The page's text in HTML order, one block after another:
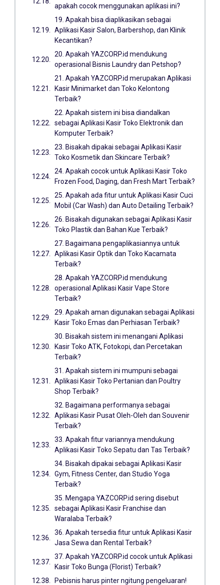
apakah cocok menggunakan aplikasi ini?
19. Apakah bisa diaplikasikan sebagai
Aplikasi Kasir Salon, Barbershop, dan Klinik
Kecantikan?
20. Apakah YAZCORP.id mendukung
operasional Bisnis Laundry dan Petshop?
21. Apakah YAZCORP.id merupakan Aplikasi
Kasir Minimarket dan Toko Kelontong
Terbaik?
22. Apakah sistem ini bisa diandalkan
sebagai Aplikasi Kasir Toko Elektronik dan
Komputer Terbaik?
23. Bisakah dipakai sebagai Aplikasi Kasir
Toko Kosmetik dan Skincare Terbaik?
24. Apakah cocok untuk Aplikasi Kasir Toko
Frozen Food, Daging, dan Fresh Mart Terbaik?
25. Apakah ada fitur untuk Aplikasi Kasir Cuci
Mobil (Car Wash) dan Auto Detailing Terbaik?
26. Bisakah digunakan sebagai Aplikasi Kasir
Toko Plastik dan Bahan Kue Terbaik?
27. Bagaimana pengaplikasiannya untuk
Aplikasi Kasir Optik dan Toko Kacamata
Terbaik?
28. Apakah YAZCORP.id mendukung
operasional Aplikasi Kasir Vape Store
Terbaik?
29. Apakah aman digunakan sebagai Aplikasi
Kasir Toko Emas dan Perhiasan Terbaik?
30. Bisakah sistem ini menangani Aplikasi
Kasir Toko ATK, Fotokopi, dan Percetakan
Terbaik?
31. Apakah sistem ini mumpuni sebagai
Aplikasi Kasir Toko Pertanian dan Poultry
Shop Terbaik?
32. Bagaimana performanya sebagai
Aplikasi Kasir Pusat Oleh-Oleh dan Souvenir
Terbaik?
33. Apakah fitur variannya mendukung
Aplikasi Kasir Toko Sepatu dan Tas Terbaik?
34. Bisakah dipakai sebagai Aplikasi Kasir
Gym, Fitness Center, dan Studio Yoga
Terbaik?
35. Mengapa YAZCORP.id sering disebut
sebagai Aplikasi Kasir Franchise dan
Waralaba Terbaik?
36. Apakah tersedia fitur untuk Aplikasi Kasir
Jasa Sewa dan Rental Terbaik?
37. Apakah YAZCORP.id cocok untuk Aplikasi
Kasir Toko Bunga (Florist) Terbaik?
Pebisnis harus pinter ngitung pengeluaran!